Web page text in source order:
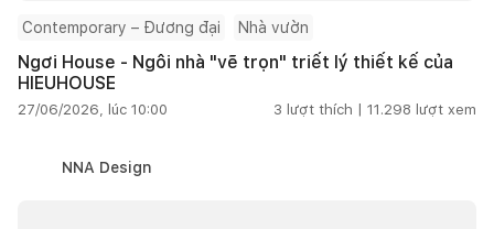
Contemporary – Đương đại Nhà vườn
Ngơi House - Ngôi nhà "vẽ trọn" triết lý thiết kế của
HIEUHOUSE
27/06/2026, lúc 10:00 3 lượt thích | 11.298 lượt xem
NNA Design